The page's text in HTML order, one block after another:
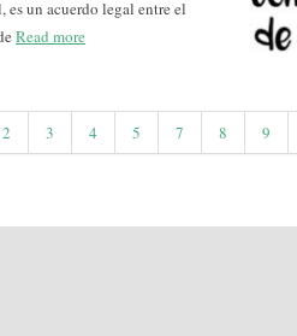
es un acuerdo legal entre el
Read more
2 3 4 5 7 8 9